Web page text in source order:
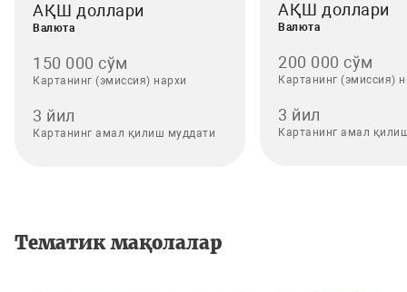
АҚШ доллари
Валюта
150 000 сўм
Картанинг (эмиссия) нархи
3 йил
Картанинг амал қилиш муддати
АҚШ доллари
Валюта
200 000 сўм
Картанинг (эмиссия)
3 йил
Картанинг амал
Тематик мақолалар